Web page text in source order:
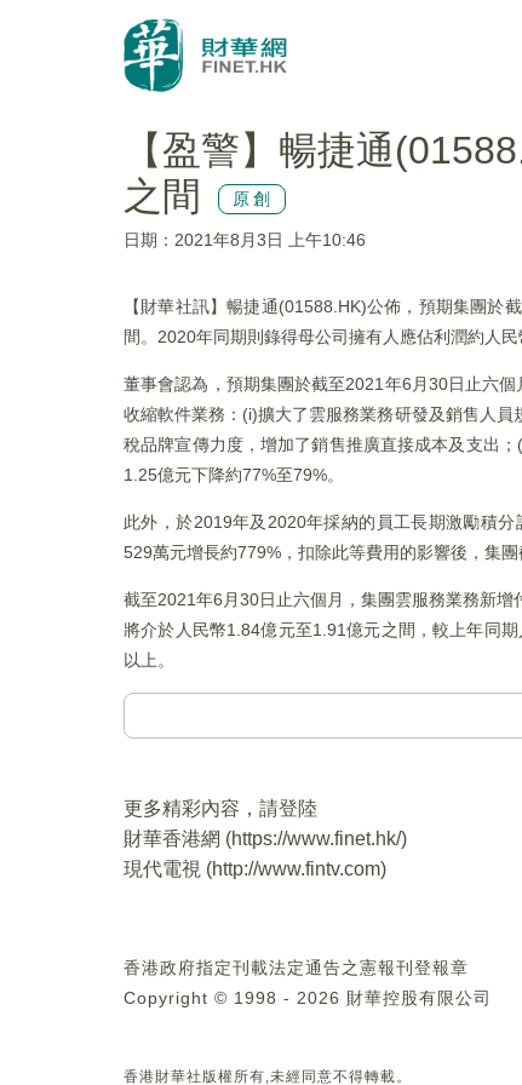
【盈警】暢捷通
之間
原創
日期：2021年8月3日 上午10:46
【財華社訊】暢捷通(01588.HK)公佈，預期集團
間。2020年同期則錄得母公司擁有人應佔利潤約人民
董事會認為，預期集團於截至2021年6月30日止六
收縮軟件業務：(i)擴大了雲服務業務研發及銷售人
稅品牌宣傳力度，增加了銷售推廣直接成本及支出
1.25億元下降約77%至79%。
此外，於2019年及2020年採納的員工長期激勵積
529萬元增長約779%，扣除此等費用的影響後，集
截至2021年6月30日止六個月，集團雲服務業務新
將介於人民幣1.84億元至1.91億元之間，較上年同
以上。
更多精彩內容，請登陸
財華香港網 (https://www.finet.hk/)
現代電視 (http://www.fintv.com)
香港政府指定刊載法定通告之憲報刊登報章
Copyright © 1998 - 2026 財華控股有限公司
香港財華社版權所有,未經同意不得轉載。